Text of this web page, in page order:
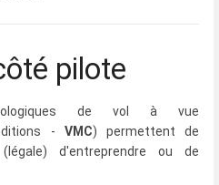
pilote
de vol à vue
- VMC) permettent de
d'entreprendre ou de